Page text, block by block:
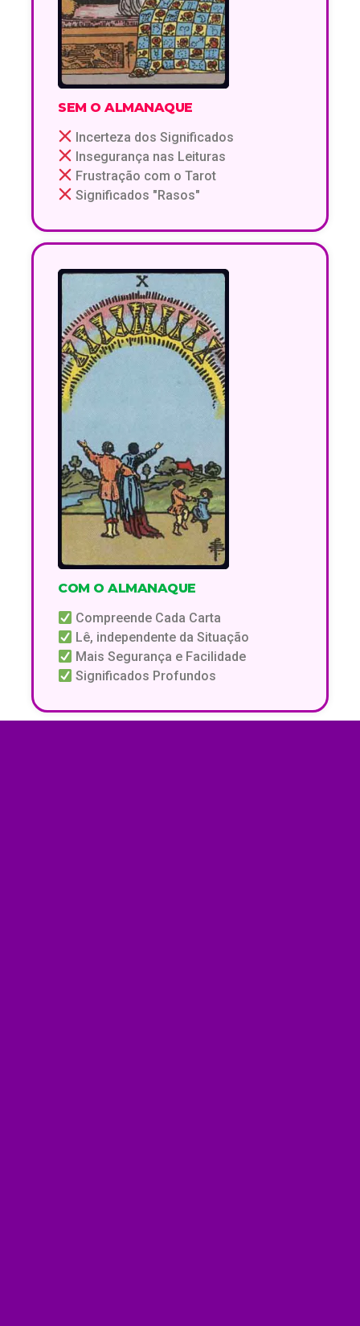
SEM O ALMANAQUE
Incerteza dos Significados
Insegurança nas Leituras
Frustração com o Tarot
Significados "Rasos"
COM O ALMANAQUE
Compreende Cada Carta
Lê, independente da Situação
Mais Segurança e Facilidade
Significados Profundos